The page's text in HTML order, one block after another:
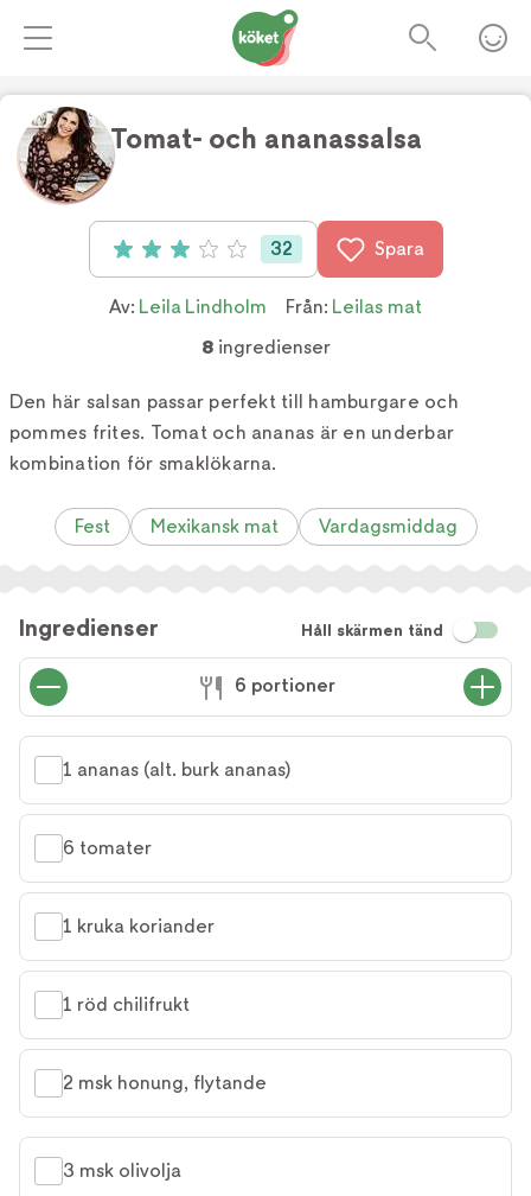
Tomat- och ananassalsa
Betyg: 3.03 av 5 (32 röster)
32 Spara
Av: Leila Lindholm Från: Leilas mat
8ingredienser
Den här salsan passar perfekt till hamburgare och
pommes frites. Tomat och ananas är en underbar
kombination för smaklökarna.
Fest Mexikansk mat Vardagsmiddag
Ingredienser Håll skärmen tänd
6 portioner
1 ananas (alt. burk ananas)
6 tomater
1 kruka koriander
1 röd chilifrukt
2 msk honung, flytande
3 msk olivolja